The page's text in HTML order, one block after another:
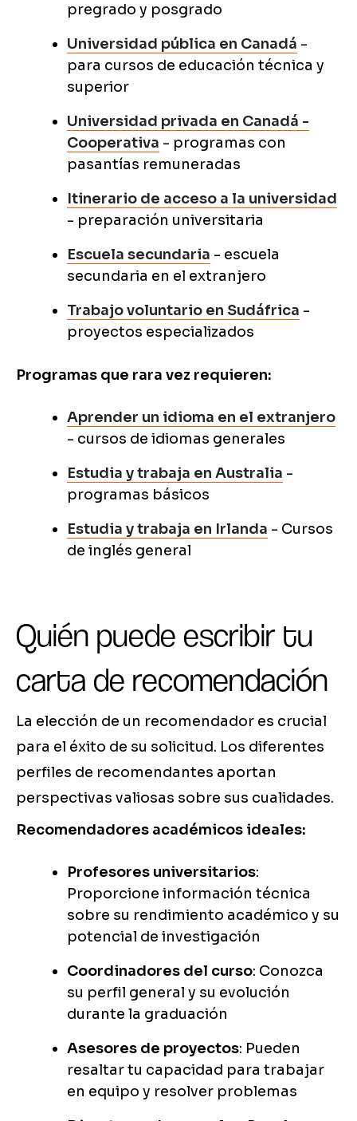
pregrado y posgrado
Universidad pública en Canadá -
para cursos de educación técnica y
superior
Universidad privada en Canadá -
Cooperativa - programas con
pasantías remuneradas
Itinerario de acceso a la universidad
- preparación universitaria
Escuela secundaria - escuela
secundaria en el extranjero
Trabajo voluntario en Sudáfrica -
proyectos especializados
Programas que rara vez requieren:
Aprender un idioma en el extranjero
- cursos de idiomas generales
Estudia y trabaja en Australia -
programas básicos
Estudia y trabaja en Irlanda - Cursos
de inglés general
Quién puede escribir tu
carta de recomendación
La elección de un recomendador es crucial
para el éxito de su solicitud. Los diferentes
perfiles de recomendantes aportan
perspectivas valiosas sobre sus cualidades.
Recomendadores académicos ideales:
Profesores universitarios:
Proporcione información técnica
sobre su rendimiento académico y su
potencial de investigación
Coordinadores del curso: Conozca
su perfil general y su evolución
durante la graduación
Asesores de proyectos: Pueden
resaltar tu capacidad para trabajar
en equipo y resolver problemas